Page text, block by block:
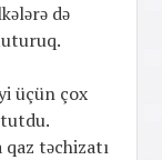
də
üçün çox
qaz təchizatı